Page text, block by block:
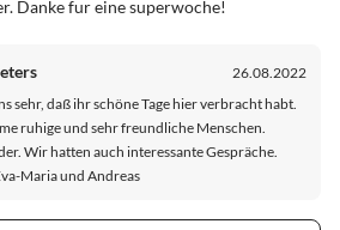
Danke fur eine superwoche!
26.08.2022
sehr, daß ihr schöne Tage hier verbracht habt.
ruhige und sehr freundliche Menschen.
Wir hatten auch interessante Gespräche.
Maria und Andreas